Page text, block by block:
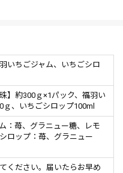
いちごジャム、いちごシロ
】約300ｇ×1パック、福羽い
ｇ、いちごシロップ100ml
：苺、グラニュー糖、レモ
ロップ：苺、グラニュー
ください。届いたらお早め